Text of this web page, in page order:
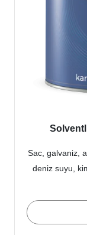
Sac, galvaniz,
deniz suyu,